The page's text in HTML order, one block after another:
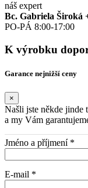
náš expert
Bc. Gabriela Široká
PO-PÁ 8:00-17:00
K výrobku
Garance nejnižší ceny
×
Našli jste někde jinde
a my Vám
Jméno a příjmení *
E-mail *